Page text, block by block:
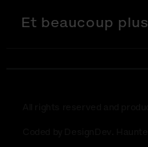
Et beaucoup plus